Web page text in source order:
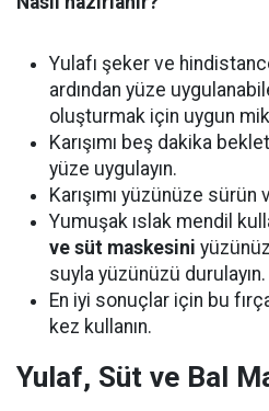
Yulafı şeker ve
ardından yüze
oluşturmak için uygun
Karışımı beş dakika
yüze uygulayın.
Karışımı yüzünüze
Yumuşak ıslak mendil
ve süt maskesini
suyla yüzünüzü durulayın.
En iyi sonuçlar için bu
kez kullanın.
Yulaf, Süt ve Bal